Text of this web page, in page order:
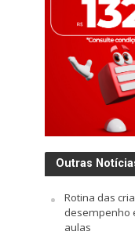
Outras
Rotina das
desempenho
aulas